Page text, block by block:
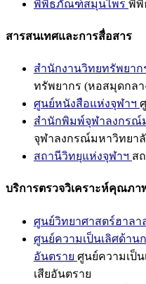
พิพิธภัณฑ์สมุนไพร พิพิ
สารสนเทศและการสื่อสาร
สำนักงานวิทยทรัพยา
ทรัพยากร (หอสมุดกลา
ศูนย์หนังสือแห่งจุฬาฯ
สำนักพิมพ์จุฬาลงกรณ์
จุฬาลงกรณ์มหาวิทยา
สถานีวิทยุแห่งจุฬาฯ ส
บริการตรวจวิเคราะห์คุณภา
ศูนย์วิทยาศาสตร์ฮาลา
ศูนย์ความเป็นเลิศด้าน
อันตราย ศูนย์ความเป็
เสียอันตราย